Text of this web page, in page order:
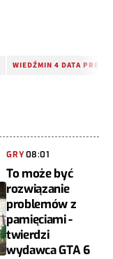
WIEDŹMIN 4 DATA
GRY08:01
To może być
rozwiązanie
problemów z
pamięciami -
twierdzi
wydawca GTA 6